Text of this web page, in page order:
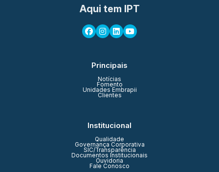
Aqui tem IPT
Principais
Notícias
Fomento
Unidades Embrapii
Clientes
Institucional
Qualidade
Governança Corporativa
SIC/Transparência
Documentos Institucionais
Ouvidoria
Fale Conosco